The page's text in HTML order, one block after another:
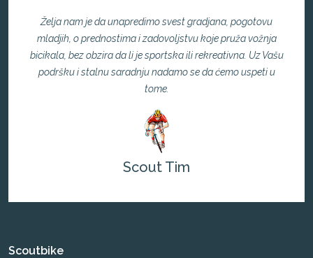
Želja nam je da unapredimo svest gradjana, pogotovu
mladjih, o prednostima i zadovoljstvu koje pruža vožnja
bicikala, bez obzira da li je sportska ili rekreativna. Uz Vašu
podršku i stalnu saradnju nadamo se da ćemo uspeti u
tome.
Scout Tim
Scoutbike